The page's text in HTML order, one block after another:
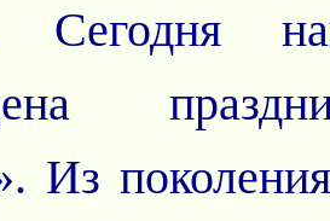
Сегодня
Из